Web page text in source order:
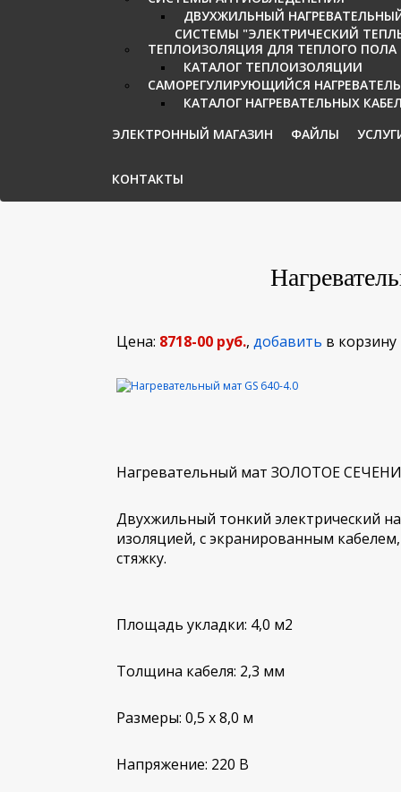
ДВУХЖИЛЬНЫЙ
СИСТЕМЫ "ЭЛЕКТРИЧЕСКИЙ
ТЕПЛОИЗОЛЯЦИЯ ДЛЯ ТЕПЛОГО ПОЛА
КАТАЛОГ ТЕПЛОИЗОЛЯЦИИ
САМОРЕГУЛИРУЮЩИЙСЯ
КАТАЛОГ НАГРЕВАТЕЛЬНЫХ
ЭЛЕКТРОННЫЙ МАГАЗИН
ФАЙЛЫ
КОНТАКТЫ
Цена: 8718-00 руб., добавить в корзину
Нагревательный мат ЗОЛОТОЕ
Двухжильный тонкий электрический
изоляцией, с экранированным
стяжку.
Площадь укладки: 4,0 м2
Толщина кабеля: 2,3 мм
Размеры: 0,5 х 8,0 м
Напряжение: 220 В